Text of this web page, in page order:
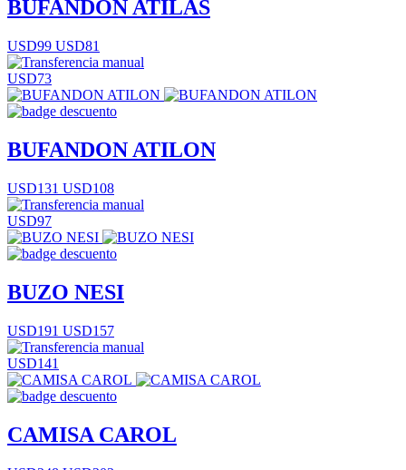
BUFANDON ATILAS
USD99 USD81
USD73
BUFANDON ATILON
USD131 USD108
USD97
BUZO NESI
USD191 USD157
USD141
CAMISA CAROL